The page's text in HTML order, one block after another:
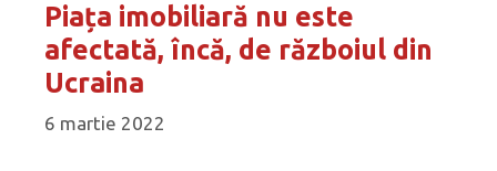
Piața imobiliară nu este
afectată, încă, de războiul din
Ucraina
6 martie 2022